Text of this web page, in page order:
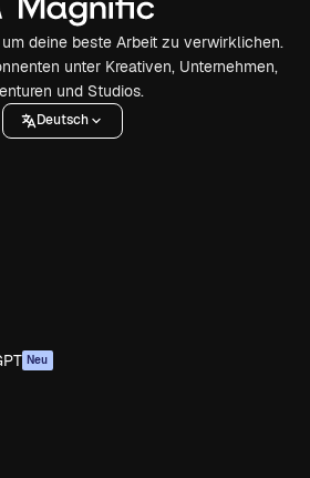
deine beste Arbeit zu verwirklichen.
unter Kreativen, Unternehmen,
und Studios.
Deutsch
Neu